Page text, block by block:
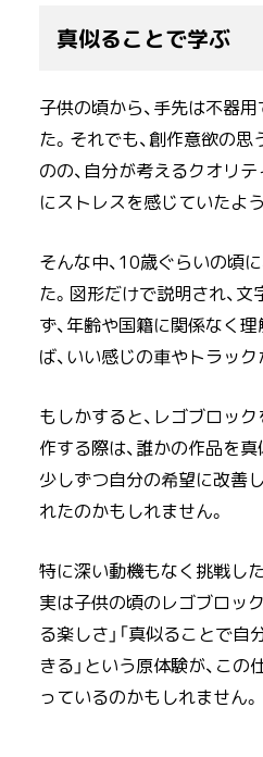
真似ることで学ぶ
子供の頃から、手先は不器
た。それでも、創作意欲の
のの、自分が考えるクオリ
にストレスを感じていたよ
そんな中、10歳ぐらいの頃
た。図形だけで説明され、
ず、年齢や国籍に関係なく
ば、いい感じの車やトラッ
もしかすると、レゴブロッ
作する際は、誰かの作品を
少しずつ自分の希望に改善
れたのかもしれません。
特に深い動機もなく挑戦した
実は子供の頃のレゴブロッ
る楽しさ」「真似ることで
きる」という原体験が、こ
っているのかもしれません。